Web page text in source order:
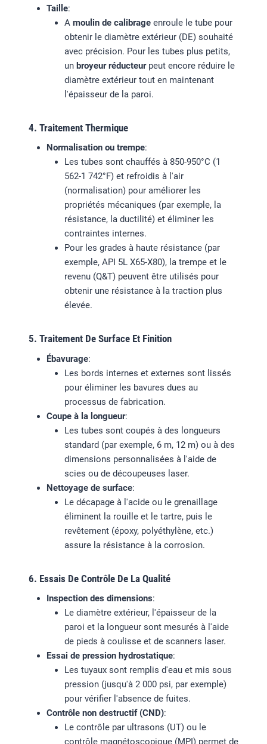
Taille:
A moulin de calibrage enroule le tube pour
obtenir le diamètre extérieur (DE) souhaité
avec précision. Pour les tubes plus petits,
un broyeur réducteurpeut encore réduire le
diamètre extérieur tout en maintenant
l'épaisseur de la paroi.
4. Traitement Thermique
Normalisation ou trempe:
Les tubes sont chauffés à 850-950°C (1
562-1 742°F) et refroidis à l'air
(normalisation) pour améliorer les
propriétés mécaniques (par exemple, la
résistance, la ductilité) et éliminer les
contraintes internes.
Pour les grades à haute résistance (par
exemple, API 5L X65-X80), la trempe et le
revenu (Q&T) peuvent être utilisés pour
obtenir une résistance à la traction plus
élevée.
5. Traitement De Surface Et Finition
Ébavurage:
Les bords internes et externes sont lissés
pour éliminer les bavures dues au
processus de fabrication.
Coupe à la longueur:
Les tubes sont coupés à des longueurs
standard (par exemple, 6 m, 12 m) ou à des
dimensions personnalisées à l'aide de
scies ou de découpeuses laser.
Nettoyage de surface:
Le décapage à l'acide ou le grenaillage
éliminent la rouille et le tartre, puis le
revêtement (époxy, polyéthylène, etc.)
assure la résistance à la corrosion.
6. Essais De Contrôle De La Qualité
Inspection des dimensions:
Le diamètre extérieur, l'épaisseur de la
paroi et la longueur sont mesurés à l'aide
de pieds à coulisse et de scanners laser.
Essai de pression hydrostatique:
Les tuyaux sont remplis d'eau et mis sous
pression (jusqu'à 2 000 psi, par exemple)
pour vérifier l'absence de fuites.
Contrôle non destructif (CND):
Le contrôle par ultrasons (UT) ou le